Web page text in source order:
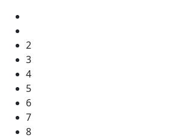
2
3
4
5
6
7
8